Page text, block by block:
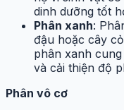
dinh dưỡng tốt
Phân xanh:
đậu hoặc cây
phân xanh
và cải thiện độ
Phân vô cơ